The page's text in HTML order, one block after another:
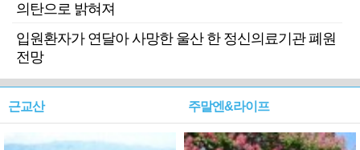
의탄으로 밝혀져
입원환자가 연달아 사망한 울산 한 정신의료기관 폐원
전망
근교산 주말엔&라이프